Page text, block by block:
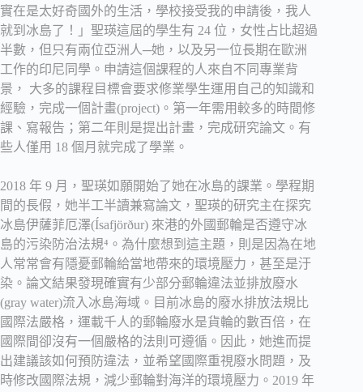
實在是太好奇國外的生活，學校接受我的申請後，我人
就到冰島了！」聖瑛這屆的學生有 24 位，女性占比超過
半數，但只有兩位亞洲人─她，以及另一位長期在歐洲
工作的印尼同學。申請這個課程的人來自不同專業背
景， 大多的課程目標會要求修業學生運用自己的知識和
經驗，完成一個計畫(project)。第一年需用較多的時間修
課、寫報告；第二年則是提出計畫，完成研究論文。有
些人僅用 18 個月就完成了學業。
2018 年 9 月，聖瑛如願開始了她在冰島的課業。學程期
間的長假，她半工半讀兼寫論文，聖瑛的研究主在探究
冰島伊薩菲厄澤(Ísafjörður) 來港的外國郵輪是否遵守冰
島的污染防治法規⁴。為什麼想到這主題，則是因為在地
人常常會有隱憂郵輪給當地帶來的環境壓力，甚至是汙
染。論文結果發現確實有少部分郵輪違法並排放廢水
(gray water)流入冰島海域。目前冰島的廢水排放法規比
國際法嚴格，運載千人的郵輪廢水是貨輪的數百倍，在
國際間卻沒有一個嚴格的法則可遵循。因此，她進而提
出建議該如何預防違法，並希望國際重視廢水問題，及
時修改國際法規，減少郵輪對海洋的環境壓力。2019 年